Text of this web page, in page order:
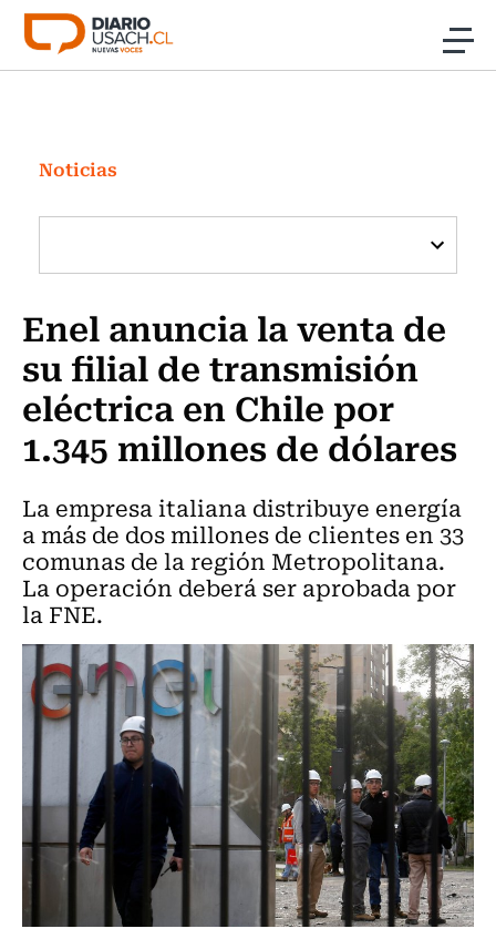
Click acá para ir directamente al contenido
Investigación
Cultura
Programas Radio y TV Usach
Noticias
Enel anuncia la venta de
su filial de transmisión
eléctrica en Chile por
1.345 millones de dólares
La empresa italiana distribuye energía
a más de dos millones de clientes en 33
comunas de la región Metropolitana.
La operación deberá ser aprobada por
la FNE.